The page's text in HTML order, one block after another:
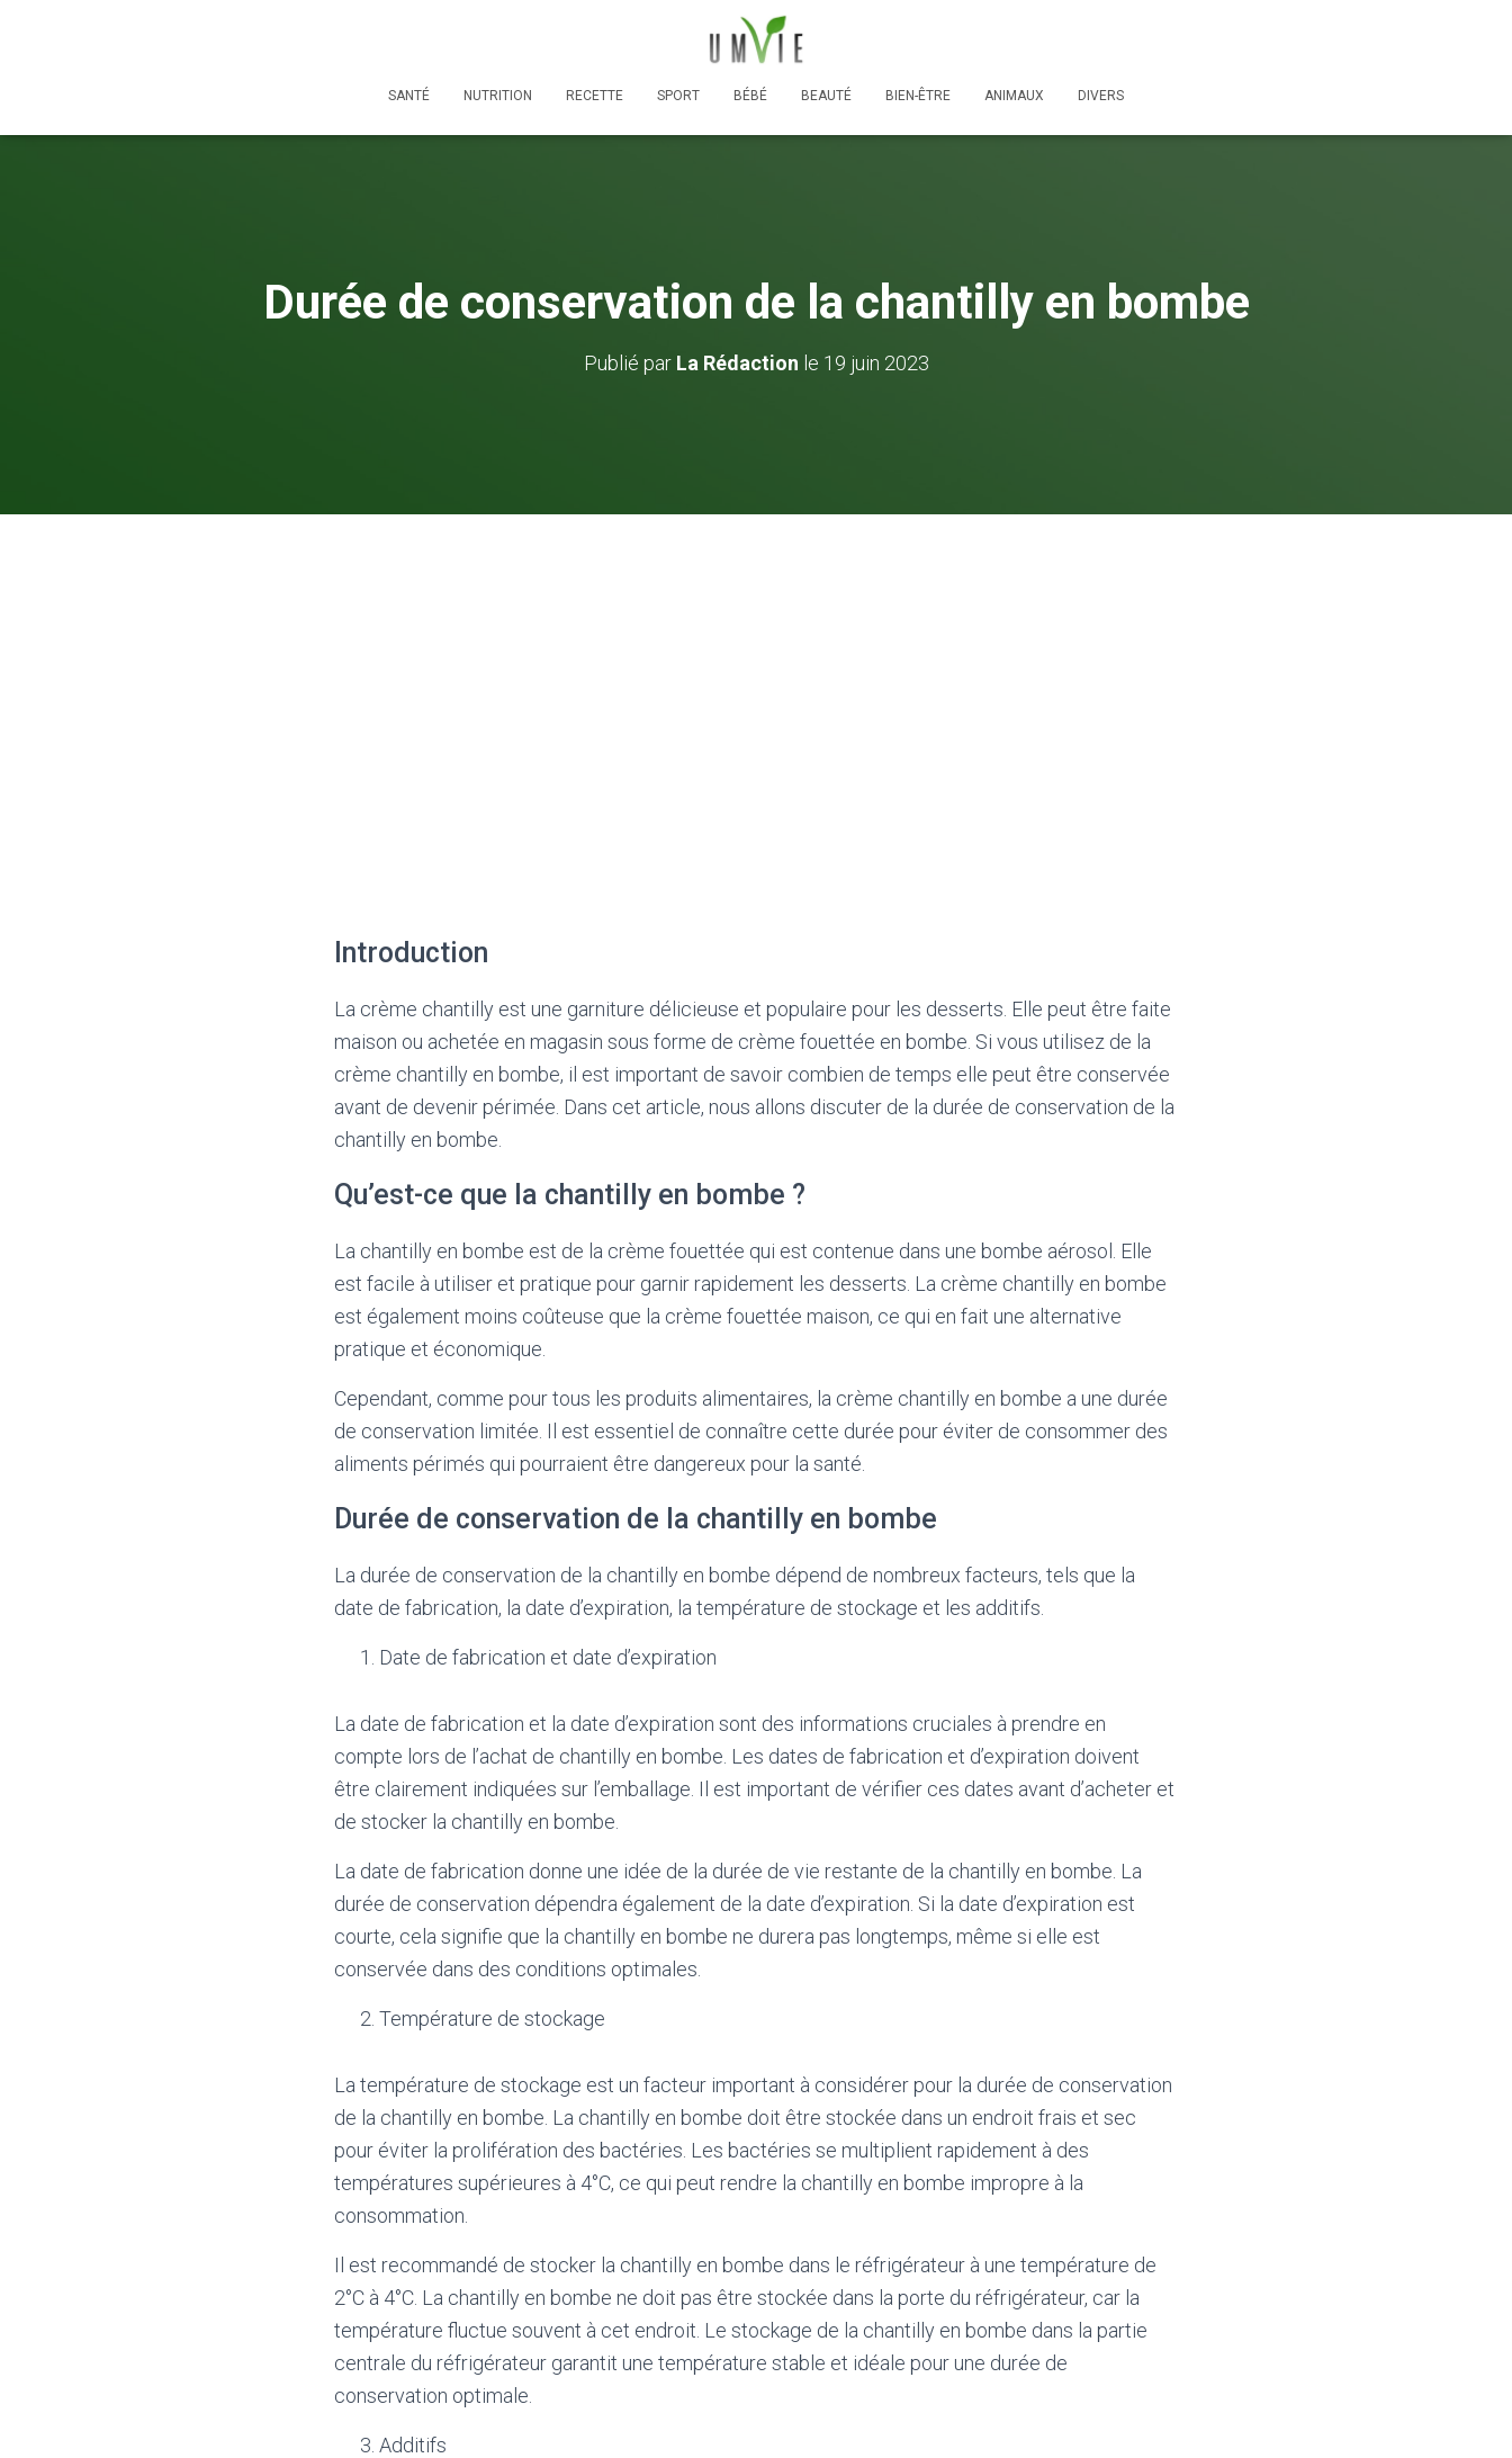
SANTÉ NUTRITION RECETTE SPORT BÉBÉ BEAUTÉ BIEN-ÊTRE ANIMAUX DIVERS
Durée de conservation de la chantilly en bombe
Publié par La Rédaction le 19 juin 2023
Introduction
La crème chantilly est une garniture délicieuse et populaire pour les desserts. Elle peut être faite
maison ou achetée en magasin sous forme de crème fouettée en bombe. Si vous utilisez de la
crème chantilly en bombe, il est important de savoir combien de temps elle peut être conservée
avant de devenir périmée. Dans cet article, nous allons discuter de la durée de conservation de la
chantilly en bombe.
Qu’est-ce que la chantilly en bombe ?
La chantilly en bombe est de la crème fouettée qui est contenue dans une bombe aérosol. Elle
est facile à utiliser et pratique pour garnir rapidement les desserts. La crème chantilly en bombe
est également moins coûteuse que la crème fouettée maison, ce qui en fait une alternative
pratique et économique.
Cependant, comme pour tous les produits alimentaires, la crème chantilly en bombe a une durée
de conservation limitée. Il est essentiel de connaître cette durée pour éviter de consommer des
aliments périmés qui pourraient être dangereux pour la santé.
Durée de conservation de la chantilly en bombe
La durée de conservation de la chantilly en bombe dépend de nombreux facteurs, tels que la
date de fabrication, la date d’expiration, la température de stockage et les additifs.
Date de fabrication et date d’expiration
La date de fabrication et la date d’expiration sont des informations cruciales à prendre en
compte lors de l’achat de chantilly en bombe. Les dates de fabrication et d’expiration doivent
être clairement indiquées sur l’emballage. Il est important de vérifier ces dates avant d’acheter et
de stocker la chantilly en bombe.
La date de fabrication donne une idée de la durée de vie restante de la chantilly en bombe. La
durée de conservation dépendra également de la date d’expiration. Si la date d’expiration est
courte, cela signifie que la chantilly en bombe ne durera pas longtemps, même si elle est
conservée dans des conditions optimales.
Température de stockage
La température de stockage est un facteur important à considérer pour la durée de conservation
de la chantilly en bombe. La chantilly en bombe doit être stockée dans un endroit frais et sec
pour éviter la prolifération des bactéries. Les bactéries se multiplient rapidement à des
températures supérieures à 4°C, ce qui peut rendre la chantilly en bombe impropre à la
consommation.
Il est recommandé de stocker la chantilly en bombe dans le réfrigérateur à une température de
2°C à 4°C. La chantilly en bombe ne doit pas être stockée dans la porte du réfrigérateur, car la
température fluctue souvent à cet endroit. Le stockage de la chantilly en bombe dans la partie
centrale du réfrigérateur garantit une température stable et idéale pour une durée de
conservation optimale.
Additifs